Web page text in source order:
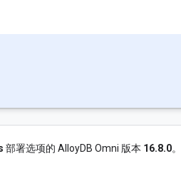
部署选项的 AlloyDB Omni 版本 16.8.0。